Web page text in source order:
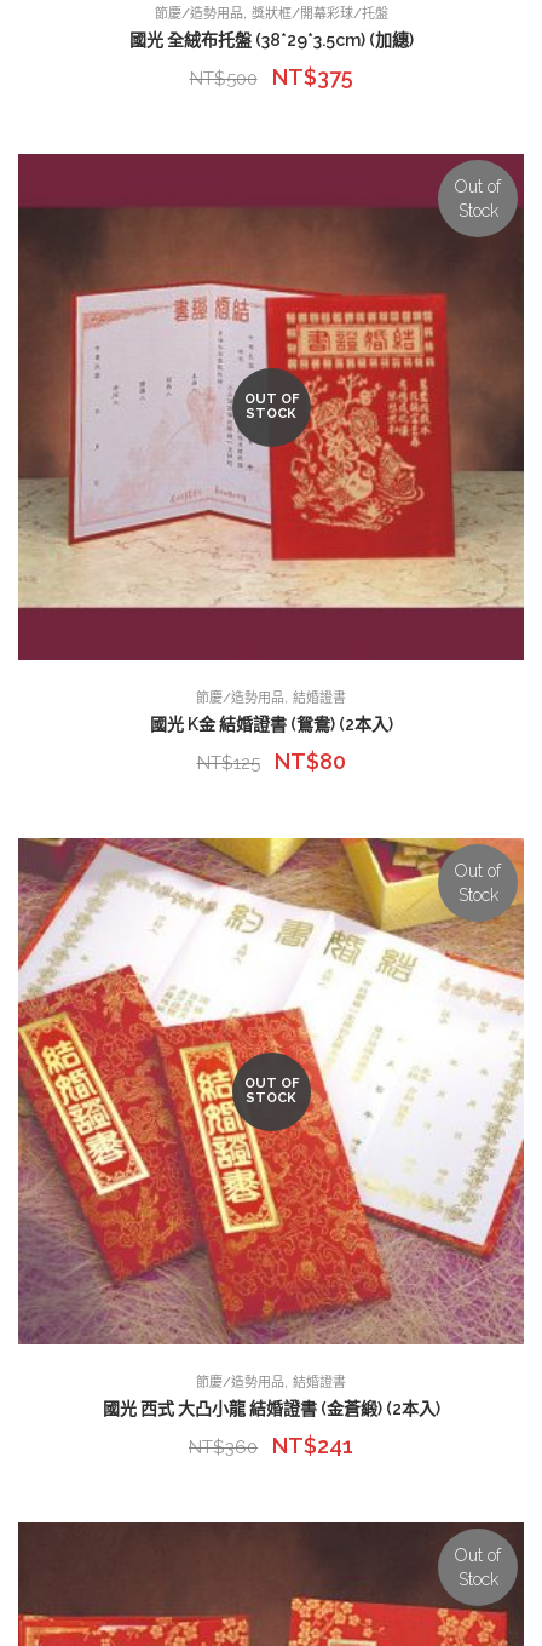
節慶/造勢用品 獎狀框/開幕彩球/托盤
國光 全絨布托盤 (38*29*3.5cm) (加繐)
NT$500 NT$375
Out of
Stock
OUT OF
STOCK
節慶/造勢用品 結婚證書
國光 K金 結婚證書 (鴛鴦) (2本入)
NT$125 NT$80
Out of
Stock
OUT OF
STOCK
節慶/造勢用品 結婚證書
國光 西式 大凸小龍 結婚證書 (金蒼緞) (2本入)
NT$360 NT$241
Out of
Stock